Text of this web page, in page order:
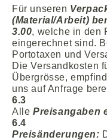
Für unseren
(Material/Arbeit)
3.00, welche in den
eingerechnet sind.
Portotaxen und
Die Versandkosten
Übergrösse,
uns auf Anfrage
6.3
Alle Preisangaben
6.4
Preisänderungen: